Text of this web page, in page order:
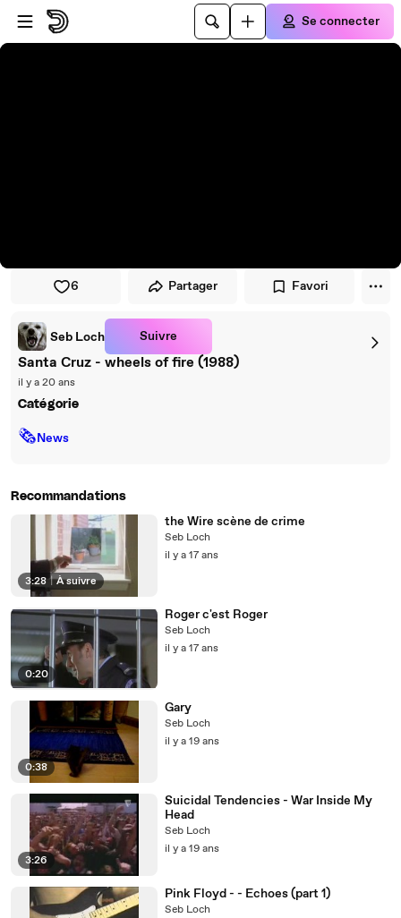
Passer au player
Passer au contenu principal
Se connecter
6 Partager Favori
Seb Loch Suivre
Santa Cruz - wheels of fire (1988)
il y a 20 ans
Catégorie
🗞News
Recommandations
3:28 | À suivre
the Wire scène de crime
Seb Loch
il y a 17 ans
0:20
Roger c'est Roger
Seb Loch
il y a 17 ans
0:38
Gary
Seb Loch
il y a 19 ans
3:26
Suicidal Tendencies - War Inside My
Head
Seb Loch
il y a 19 ans
Pink Floyd - - Echoes (part 1)
Seb Loch